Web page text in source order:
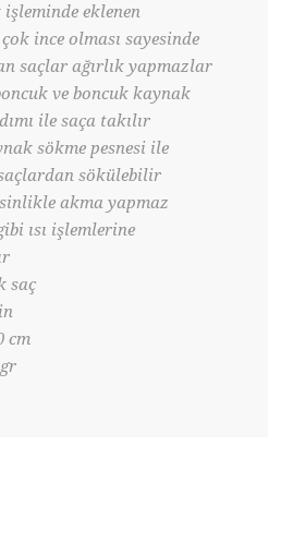
eklenen
ince olması sayesinde
saçlar ağırlık yapmazlar
ve boncuk kaynak
ile saça takılır
sökme pesnesi ile
sökülebilir
akma yapmaz
ısı işlemlerine
saç
cm